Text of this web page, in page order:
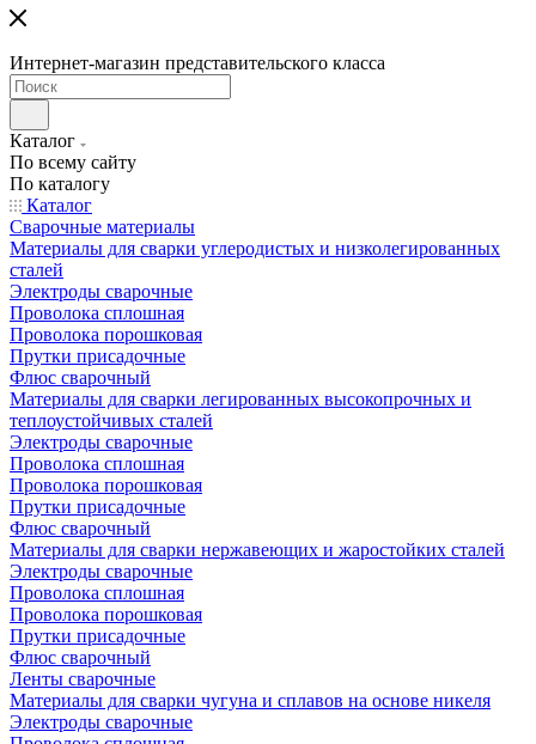
Интернет-магазин представительского класса
Каталог
По всему сайту
По каталогу
Каталог
Сварочные материалы
Материалы для сварки углеродистых и низколегированных
сталей
Электроды сварочные
Проволока сплошная
Проволока порошковая
Прутки присадочные
Флюс сварочный
Материалы для сварки легированных высокопрочных и
теплоустойчивых сталей
Электроды сварочные
Проволока сплошная
Проволока порошковая
Прутки присадочные
Флюс сварочный
Материалы для сварки нержавеющих и жаростойких сталей
Электроды сварочные
Проволока сплошная
Проволока порошковая
Прутки присадочные
Флюс сварочный
Ленты сварочные
Материалы для сварки чугуна и сплавов на основе никеля
Электроды сварочные